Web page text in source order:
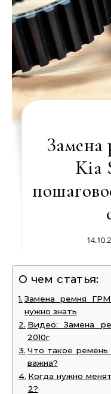
Kia
О чем статья:
Замена ремня
нужно знать
Видео: Замена
2010г
Что такое
важна?
Когда нужно
2?